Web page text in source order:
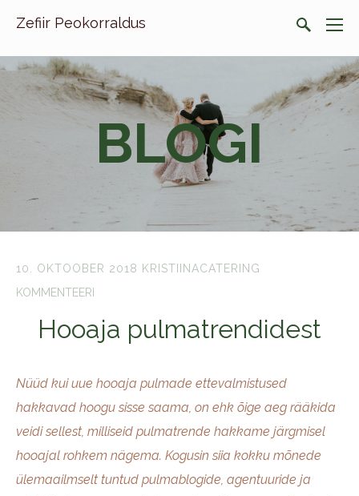
Zefiir Peokorraldus
BLOGI
10. OKTOOBER 2018 KRISTIINACATERING
KOMMENTEERI
Hooaja pulmatrendidest
Nüüd kui uue hooaja pulmade ettevalmistused
hakkavad hoogu sisse saama, on ehk õige aeg rääkida
veidi sellest, milliseid pulmatrende hakkame järgmisel
hooajal rohkem nägema. Kogusin siia kokku mõnede
ülemaailmselt tuntud pulmablogide, agentuuride ja